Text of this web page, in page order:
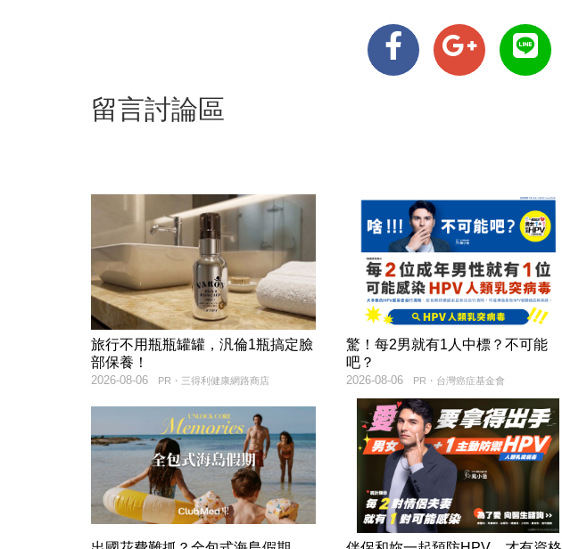
留言討論區
旅行不用瓶瓶罐罐，汎倫1瓶搞定臉
部保養！
PR・三得利健康網路商店
2026-08-06
驚！每2男就有1人中標？不可能
吧？
PR・台灣癌症基金會
2026-08-06